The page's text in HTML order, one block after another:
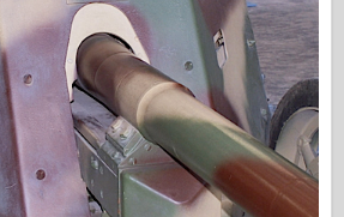
cisternos